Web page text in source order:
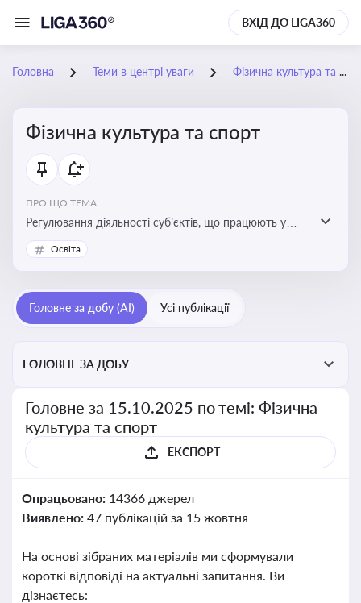
ВХІД ДО LIGA360
Головна Теми в центрі уваги Фізична культура та спорт
Фізична культура та спорт
ПРО ЩО ТЕМА:
Регулювання діяльності суб’єктів, що працюють у
сфері фізичної культури та спорту, включаючи
оздоровлення населення, професійний і аматорський
потенціалу, соціального захисту та ефективної
реалізації державної політики у цій галузі
Освіта
Головне за добу (AI) Усі публікації
ГОЛОВНЕ ЗА ДОБУ
Головне за 15.10.2025 по темі: Фізична
культура та спорт
ЕКСПОРТ
Опрацьовано: 14366 джерел
Виявлено: 47 публікацій за 15 жовтня
На основі зібраних матеріалів ми сформували
короткі відповіді на актуальні запитання. Ви
дізнаєтесь: